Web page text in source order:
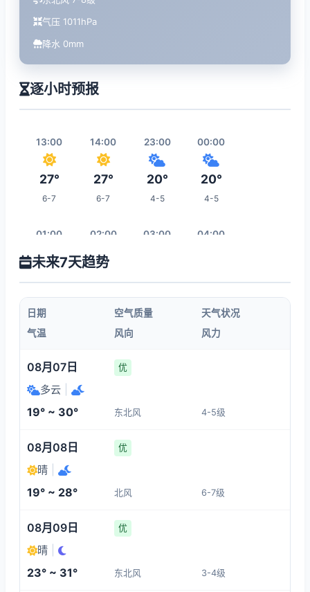
气压 1011hPa
降水 0mm
逐小时预报
13:00
27°
6-7
14:00
27°
6-7
23:00
20°
4-5
00:00
20°
4-5
01:00
20°
02:00
20°
03:00 04:00
05:00
19°
4-5
06:00 08:00
15:00
28°
6-7
09:00 11:00
27°
3-4 6-7
未来7天趋势
日期 空气质量
天气状况
气温
风向 风力
08月07日 优
多云
19° ~ 30° 东北风 4-5级
08月08日 优
晴
19° ~ 28° 北风 6-7级
08月09日 优
晴
23° ~ 31° 东北风 3-4级